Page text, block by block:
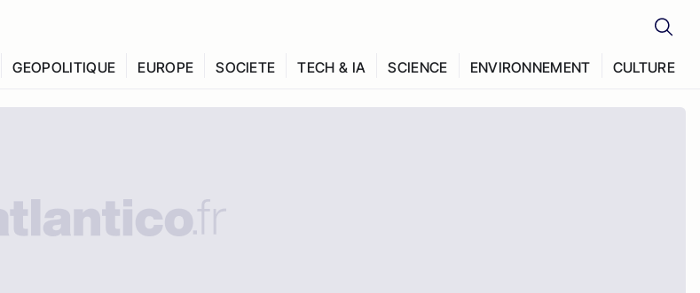
GEOPOLITIQUE EUROPE SOCIETE TECH & IA SCIENCE ENVIRONNEMENT CULTURE